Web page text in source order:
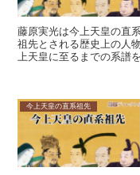
藤原実光は今上天皇の直
祖先とされる歴史上の人
上天皇に至るまでの系譜
今上天皇の直系祖先